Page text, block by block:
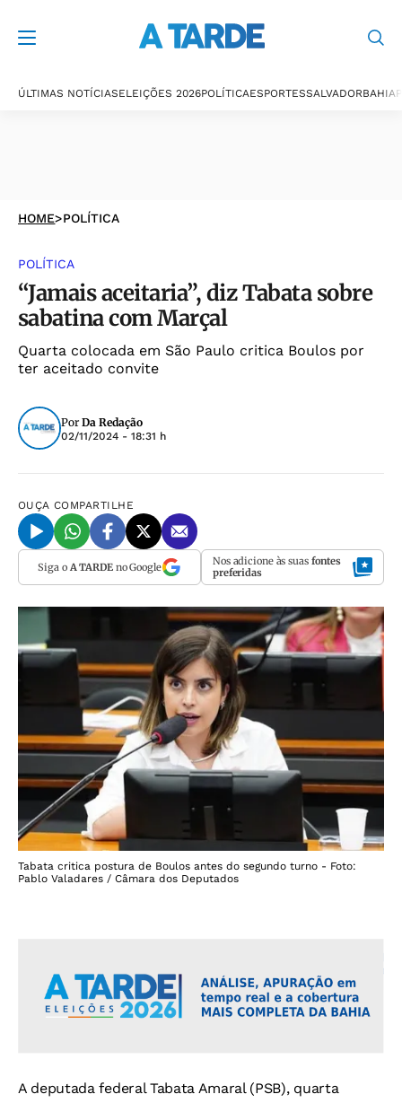
ÚLTIMAS NOTÍCIASELEIÇÕES 2026POLÍTICAESPORTESSALVADORBAHIA
HOME>POLÍTICA
POLÍTICA
“Jamais aceitaria”, diz Tabata sobre
sabatina com Marçal
Quarta colocada em São Paulo critica Boulos por
ter aceitado convite
Por Da Redação
02/11/2024 - 18:31 h
OUÇA COMPARTILHE
Siga o A TARDEno Google Nos adicione às suas fontes
preferidas
Tabata critica postura de Boulos antes do segundo turno - Foto:
Pablo Valadares / Câmara dos Deputados
A deputada federal Tabata Amaral (PSB), quarta